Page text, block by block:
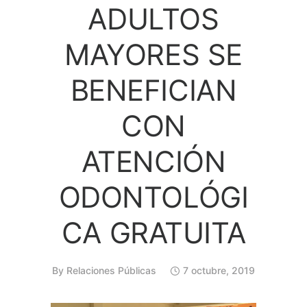
ADULTOS
MAYORES SE
BENEFICIAN
CON
ATENCIÓN
ODONTOLÓGI
CA GRATUITA
By Relaciones Públicas 7 octubre, 2019